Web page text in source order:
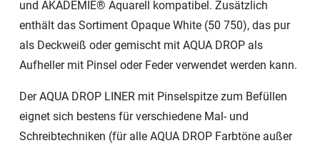
und AKADEMIE® Aquarell kompatibel. Zusätzlich
enthält das Sortiment Opaque White (50 750), das pur
als Deckweiß oder gemischt mit AQUA DROP als
Aufheller mit Pinsel oder Feder verwendet werden kann.
Der AQUA DROP LINER mit Pinselspitze zum Befüllen
eignet sich bestens für verschiedene Mal- und
Schreibtechniken (für alle AQUA DROP Farbtöne außer